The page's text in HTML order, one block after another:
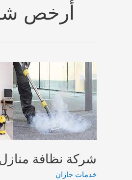
أرخص
شركة نظافة
خدمات جازان